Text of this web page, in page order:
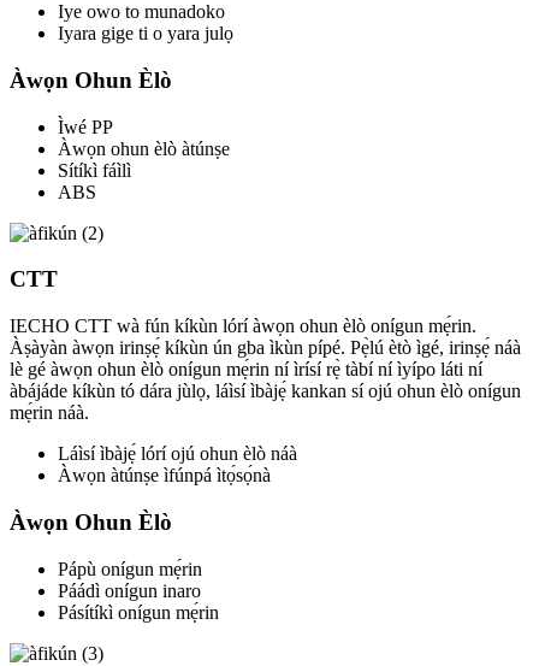
Iye owo to munadoko
Iyara gige ti o yara julọ
Àwọn Ohun Èlò
Ìwé PP
Àwọn ohun èlò àtúnṣe
Sítíkì fáìlì
ABS
CTT
IECHO CTT wà fún kíkùn lórí àwọn ohun èlò onígun mẹ́rin.
Àṣàyàn àwọn irinṣẹ́ kíkùn ún gba ìkùn pípé. Pẹ̀lú ètò ìgé, irinṣẹ́ náà
lè gé àwọn ohun èlò onígun mẹ́rin ní ìrísí rẹ̀ tàbí ní ìyípo láti ní
àbájáde kíkùn tó dára jùlọ, láìsí ìbàjẹ́ kankan sí ojú ohun èlò onígun
mẹ́rin náà.
Láìsí ìbàjẹ́ lórí ojú ohun èlò náà
Àwọn àtúnṣe ìfúnpá ìtọ́sọ́nà
Àwọn Ohun Èlò
Pápù onígun mẹ́rin
Páádì onígun inaro
Pásítíkì onígun mẹ́rin